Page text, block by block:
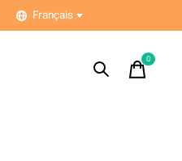
Français
0items